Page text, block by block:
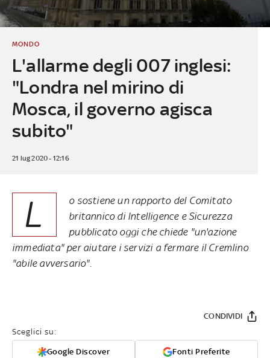
L'allarme degli 007 inglesi:
"Londra nel mirino di
Mosca, il governo agisca
subito"
MONDO
21 lug 2020 - 12:16
L
o sostiene un rapporto del Comitato
britannico di Intelligence e Sicurezza
pubblicato oggi che chiede "un'azione
immediata" per aiutare i servizi a fermare il Cremlino
"abile avversario".
Sceglici su:
Google Discover Fonti Preferite
CONDIVIDI